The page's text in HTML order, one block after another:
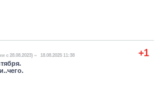
+1
с 28.08.2023) 18.08.2025 11:38